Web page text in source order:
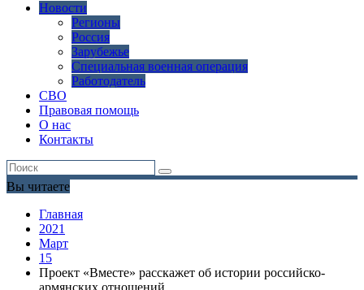
Новости
Регионы
Россия
Зарубежье
Специальная военная операция
Работодатель
СВО
Правовая помощь
О нас
Контакты
Вы читаете
Главная
2021
Март
15
Проект «Вместе» расскажет об истории российско-